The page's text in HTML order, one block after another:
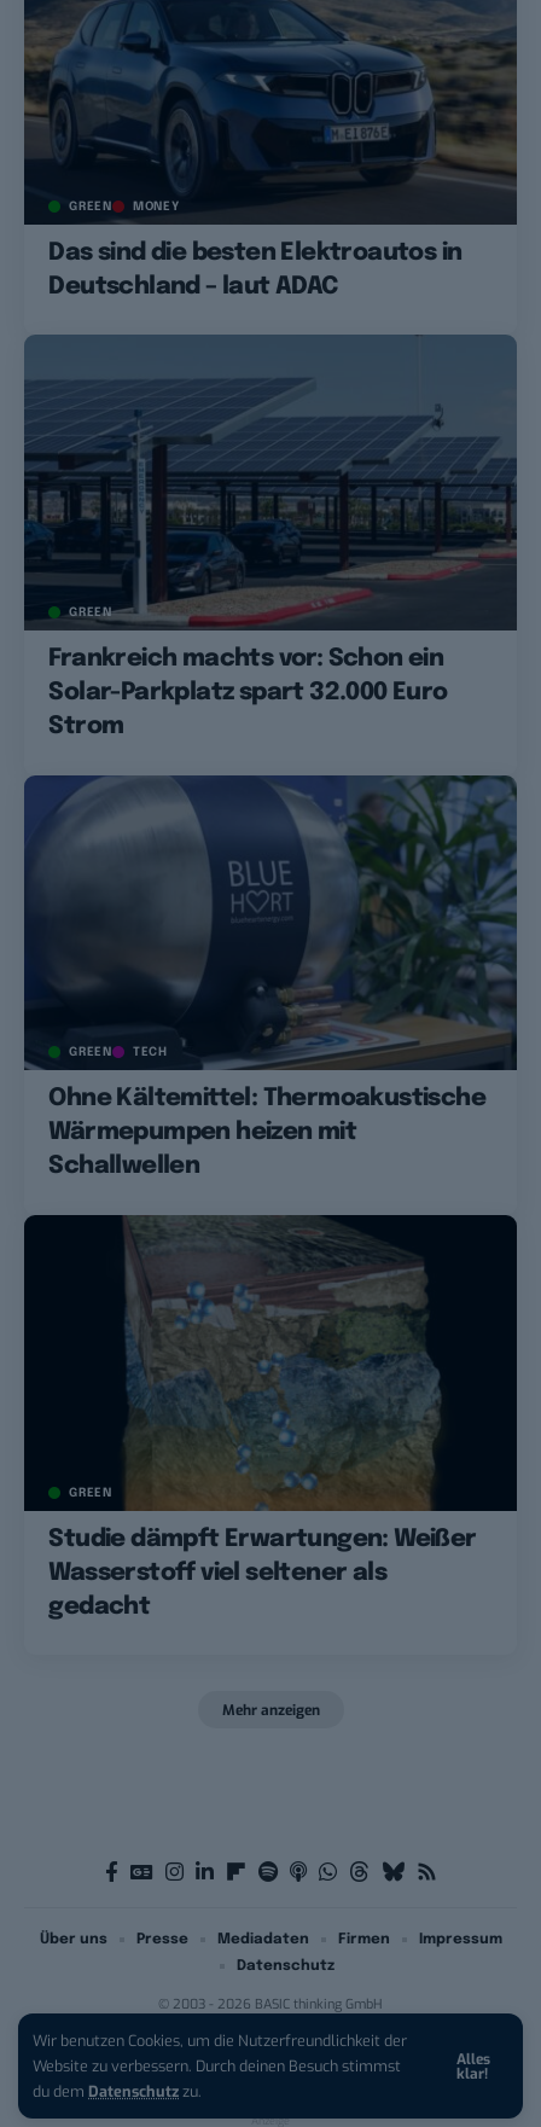
Wir benutzen Cookies, um die Nutzerfreundlichkeit der
Website zu verbessern. Durch deinen Besuch stimmst
du dem Datenschutzzu.
Alles
klar!
GREEN MONEY
Das sind die besten Elektroautos in
Deutschland – laut ADAC
GREEN
Frankreich machts vor: Schon ein
Solar-Parkplatz spart 32.000 Euro
Strom
GREEN TECH
Ohne Kältemittel: Thermoakustische
Wärmepumpen heizen mit
Schallwellen
GREEN
Studie dämpft Erwartungen: Weißer
Wasserstoff viel seltener als
gedacht
Mehr anzeigen
© 2003 - 2026 BASIC thinking GmbH
Über uns Presse Mediadaten Firmen
Impressum
Datenschutz
iPhone 17 Pro sichern:Für 1 € +
200 € Hardware-Bonus!
Anzeige